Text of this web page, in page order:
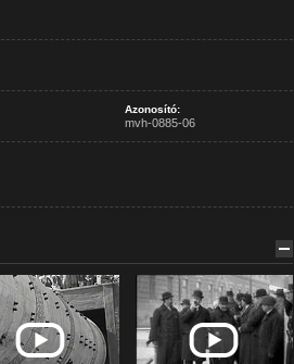
Azonosító:
mvh-0885-06